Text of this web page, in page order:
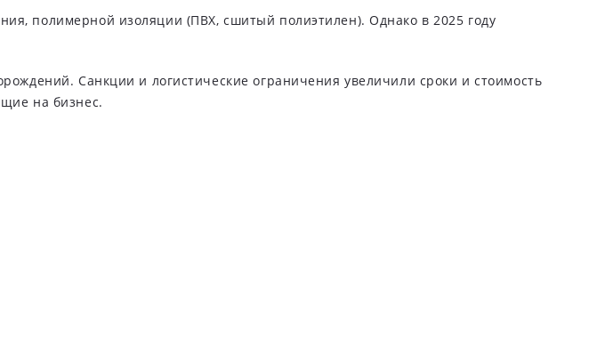
полимерной изоляции (ПВХ, сшитый полиэтилен). Однако в 2025 году
Санкции и логистические ограничения увеличили сроки и стоимость
на бизнес.